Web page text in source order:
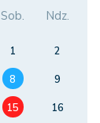
Sob. Ndz.
1
2
8
9
15
16